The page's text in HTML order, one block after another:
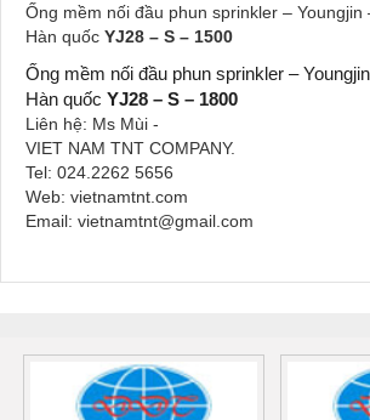
Ống mềm nối đầu phun sprinkler – Youngjin
Hàn quốc YJ28 – S – 1500
Ống mềm nối đầu phun sprinkler –
Hàn quốc YJ28 – S – 1800
Liên hệ: Ms Mùi -
VIET NAM TNT COMPANY.
Tel: 024.2262 5656
Web: vietnamtnt.com
Email: vietnamtnt@gmail.com